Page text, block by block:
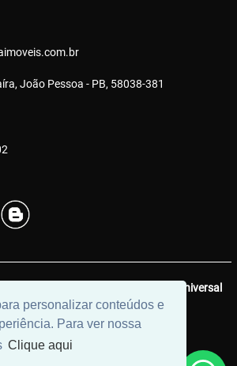
personalizar conteúdos e
Para ver nossa
Clique aqui
João Pessoa - PB, 58038-381
Universal